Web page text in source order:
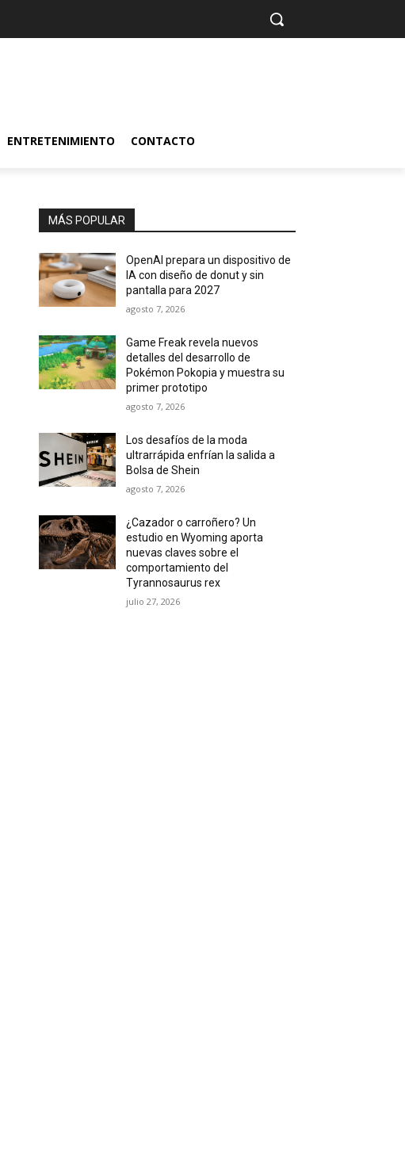
ENTRETENIMIENTO CONTACTO
MÁS POPULAR
OpenAI prepara un dispositivo de
IA con diseño de donut y sin
pantalla para 2027
agosto 7, 2026
Game Freak revela nuevos
detalles del desarrollo de
Pokémon Pokopia y muestra su
primer prototipo
agosto 7, 2026
Los desafíos de la moda
ultrarrápida enfrían la salida a
Bolsa de Shein
agosto 7, 2026
¿Cazador o carroñero? Un
estudio en Wyoming aporta
nuevas claves sobre el
comportamiento del
Tyrannosaurus rex
julio 27, 2026